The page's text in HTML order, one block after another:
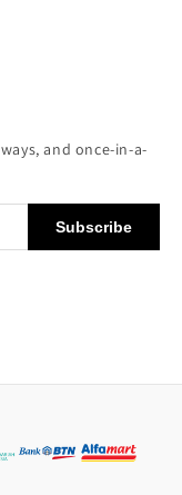
and once-in-a-
Subscribe